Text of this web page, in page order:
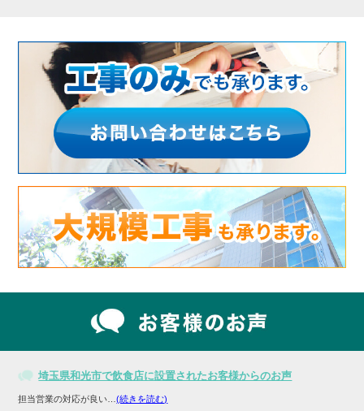
埼玉県和光市で飲食店に設置されたお客様からのお声
担当営業の対応が良い…(続きを読む)